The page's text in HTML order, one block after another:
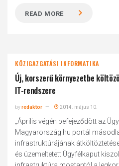
READ MORE
KÖZIGAZGATÁSI INFORMATIKA
Új, korszerű környezetbe
IT-rendszere
byredaktor 2014. május 10.
„Április végén befejeződött az
Magyarország.hu portál
infrastruktúrájának
és üzemeltetett Ügyfélkaput